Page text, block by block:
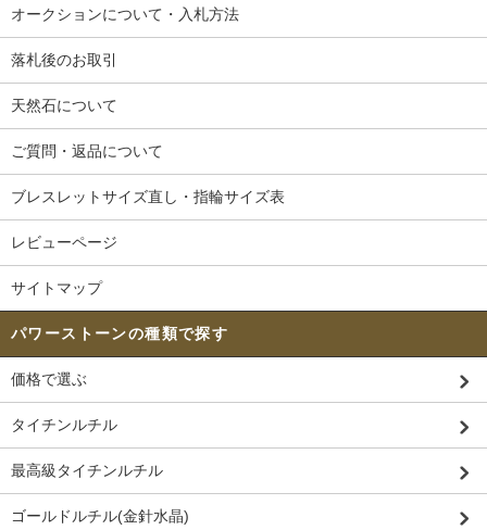
オークションについて・入札方法
落札後のお取引
天然石について
ご質問・返品について
ブレスレットサイズ直し・指輪サイズ表
レビューページ
サイトマップ
パワーストーンの種類で探す
価格で選ぶ
タイチンルチル
最高級タイチンルチル
ゴールドルチル(金針水晶)